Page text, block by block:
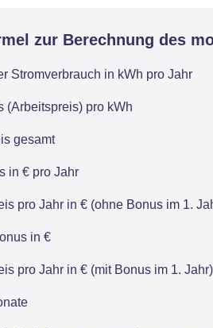
zur Berechnung des
Stromverbrauch in kWh pro Jahr
(Arbeitspreis) pro kWh
gesamt
in € pro Jahr
pro Jahr in € (ohne Bonus im 1.
in €
pro Jahr in € (mit Bonus im 1. Jahr)